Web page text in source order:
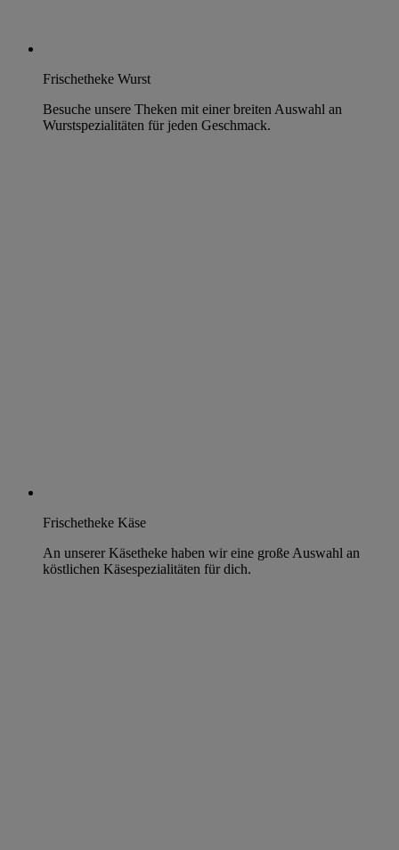
Frischetheke Wurst
Besuche unsere Theken mit einer breiten Auswahl an
Wurstspezialitäten für jeden Geschmack.
Frischetheke Käse
An unserer Käsetheke haben wir eine große Auswahl an
köstlichen Käsespezialitäten für dich.